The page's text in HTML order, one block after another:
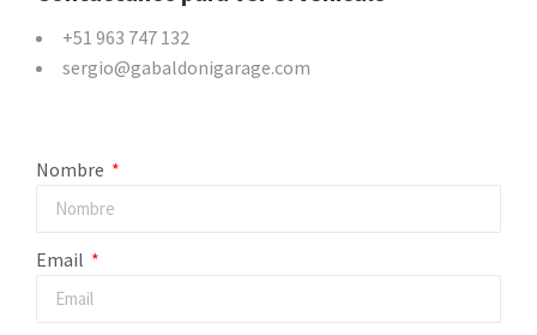
+51 963 747 132
sergio@gabaldonigarage.com
Nombre
Email